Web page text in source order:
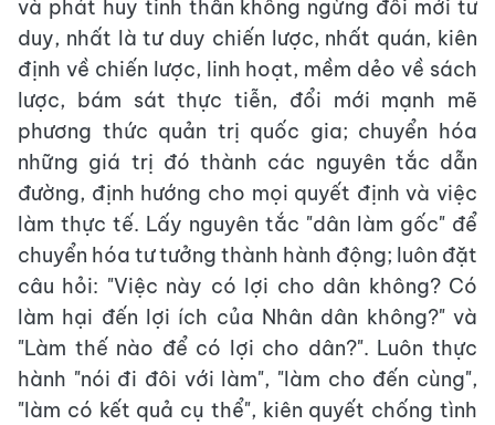
và phát huy tinh thần không ngừng đổi mới tư
duy, nhất là tư duy chiến lược, nhất quán, kiên
định về chiến lược, linh hoạt, mềm dẻo về sách
lược, bám sát thực tiễn, đổi mới mạnh mẽ
phương thức quản trị quốc gia; chuyển hóa
những giá trị đó thành các nguyên tắc dẫn
đường, định hướng cho mọi quyết định và việc
làm thực tế. Lấy nguyên tắc "dân làm gốc" để
chuyển hóa tư tưởng thành hành động; luôn đặt
câu hỏi: "Việc này có lợi cho dân không? Có
làm hại đến lợi ích của Nhân dân không?" và
"Làm thế nào để có lợi cho dân?". Luôn thực
hành "nói đi đôi với làm", "làm cho đến cùng",
"làm có kết quả cụ thể", kiên quyết chống tình